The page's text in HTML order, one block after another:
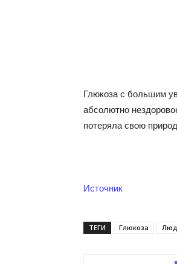
Глюкоза с большим
абсолютно
потеряла свою
Источник
ТЕГИ Глюкоза